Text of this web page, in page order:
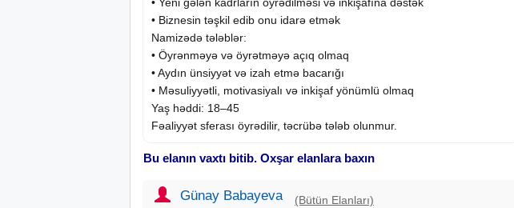
• Biznesin təşkil edib onu idarə etmək
Namizədə tələblər:
• Öyrənməyə və öyrətməyə açıq olmaq
• Aydın ünsiyyət və izah etmə bacarığı
• Məsuliyyətli, motivasiyalı və inkişaf yönümlü olmaq
Yaş həddi: 18–45
Fəaliyyət sferası öyrədilir, təcrübə tələb olunmur.
Bu elanın vaxtı bitib. Oxşar elanlara baxın
Günay Babayeva (Bütün Elanları)